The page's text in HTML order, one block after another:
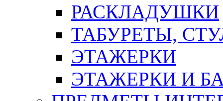
РАСКЛАДУШКИ
ТАБУРЕТЫ,
ЭТАЖЕРКИ
ЭТАЖЕРКИ И